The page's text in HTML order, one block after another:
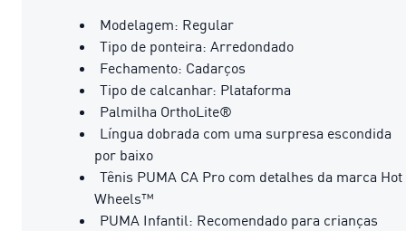
Modelagem: Regular
Tipo de ponteira: Arredondado
Fechamento: Cadarços
Tipo de calcanhar: Plataforma
Palmilha OrthoLite®
Língua dobrada com uma surpresa escondida
por baixo
Tênis PUMA CA Pro com detalhes da marca Hot
Wheels™
PUMA Infantil: Recomendado para crianças